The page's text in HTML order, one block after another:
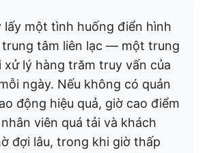
lấy một tình huống điển hình
tâm liên lạc — một trung
xử lý hàng trăm truy vấn của
ngày. Nếu không có quản
động hiệu quả, giờ cao điểm
viên quá tải và khách
đợi lâu, trong khi giờ thấp